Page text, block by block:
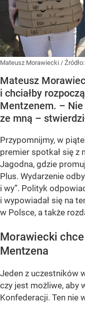
Mateusz Morawiecki / Źródło:
Mateusz
i chciałby
Mentzenem. –
ze mną –
Przypomnijmy, w
premier spotkał się z
Jagodna, gdzie
Plus. Wydarzenie
i wy”. Polityk
i wypowiadał się na
w Polsce, a także
Morawiecki
Mentzena
Jeden z uczestników
czy jest możliwe, aby
Konfederacji. Ten nie